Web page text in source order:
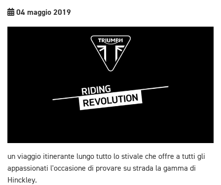
04 maggio 2019
un viaggio itinerante lungo tutto lo stivale che offre a tutti gli
appassionati l'occasione di provare su strada la gamma di
Hinckley.